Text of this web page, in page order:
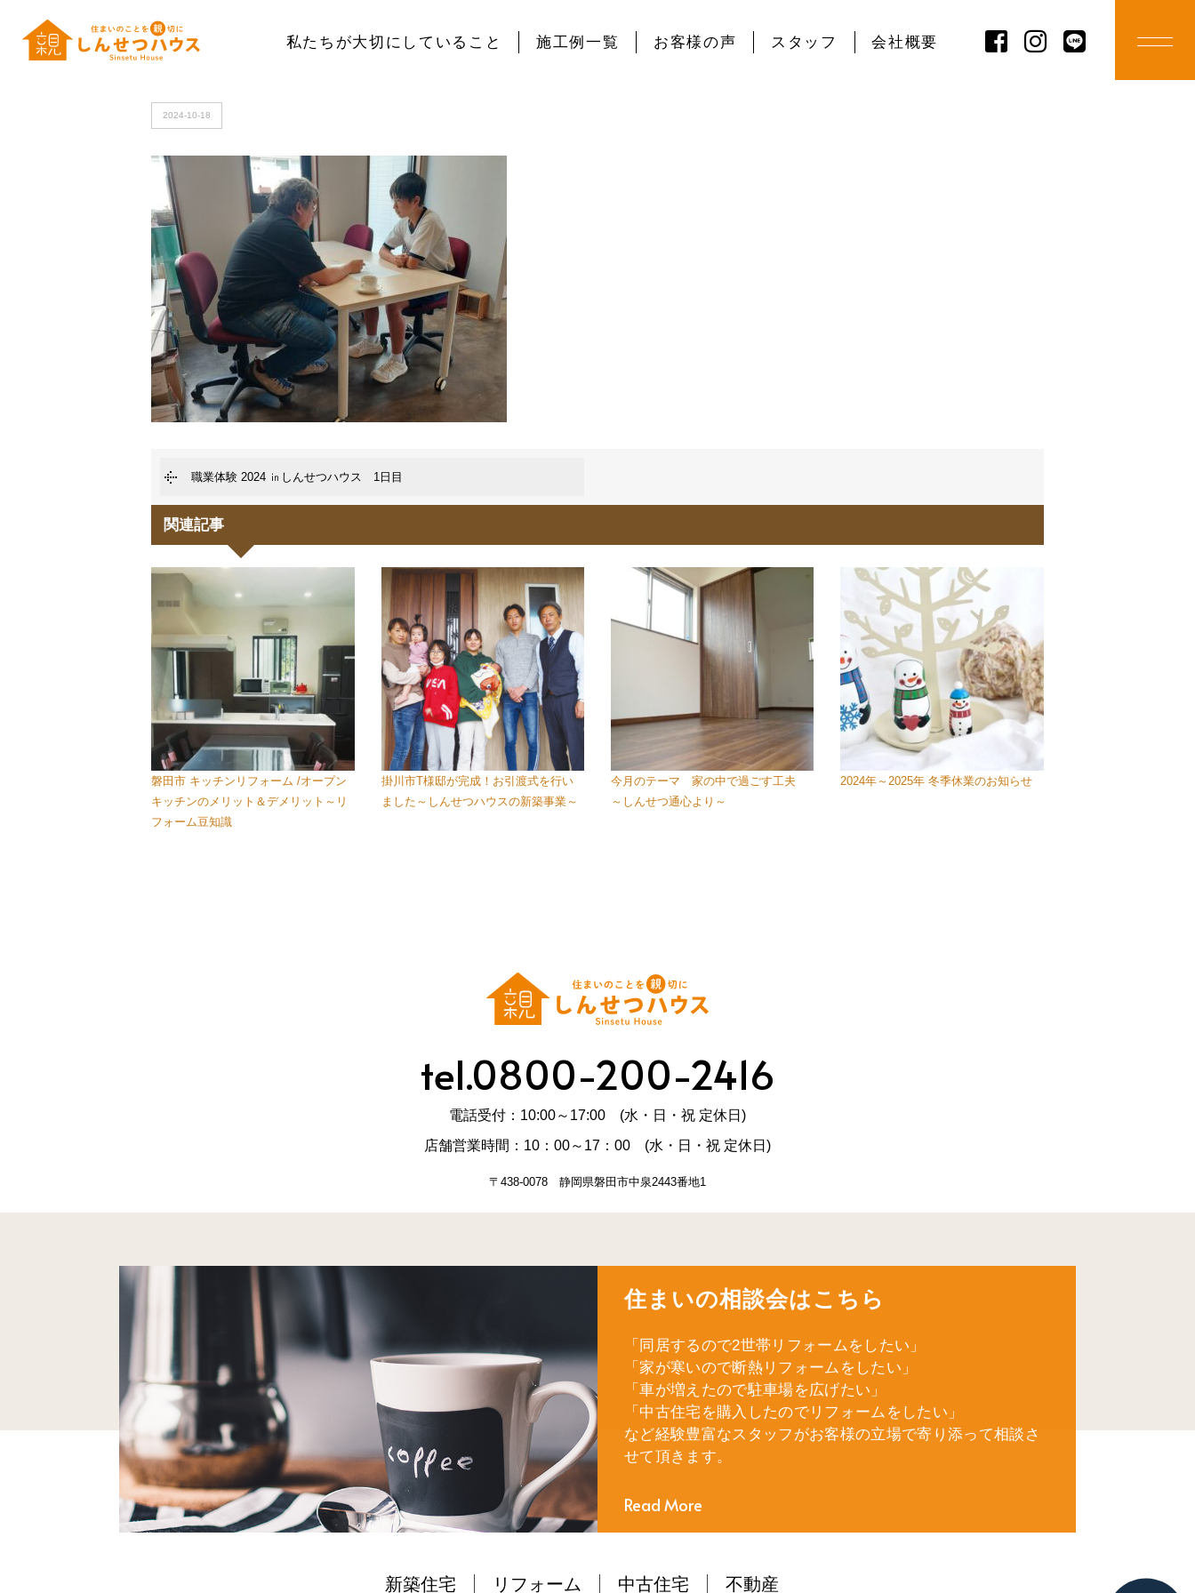
私たちが大切にしていること 施工例一覧 お客様の声 スタッフ 会社概要
HOME >20241018_122942
2024-10-18
職業体験 2024 ㏌しんせつハウス 1日目
関連記事
磐田市 キッチンリフォーム /オープン
キッチンのメリット＆デメリット～リ
フォーム豆知識
掛川市T様邸が完成！お引渡式を行い
ました～しんせつハウスの新築事業～
今月のテーマ 家の中で過ごす工夫
～しんせつ通心より～
2024年～2025年 冬季休業のお知らせ
tel.0800-200-2416
電話受付：10:00～17:00 (水・日・祝 定休日)
店舗営業時間：10：00～17：00 (水・日・祝 定休日)
〒438-0078 静岡県磐田市中泉2443番地1
住まいの相談会はこちら
「同居するので2世帯リフォームをしたい」
「家が寒いので断熱リフォームをしたい」
「車が増えたので駐車場を広げたい」
「中古住宅を購入したのでリフォームをしたい」
など経験豊富なスタッフがお客様の立場で寄り添って相談さ
せて頂きます。
Read More
新築住宅 リフォーム 中古住宅 不動産